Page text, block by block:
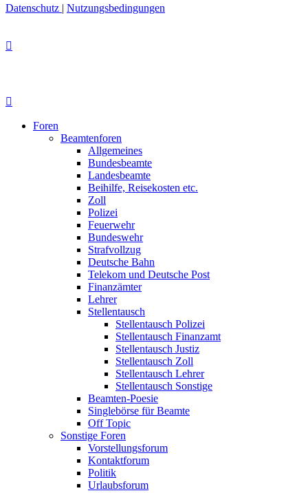
Datenschutz | Nutzungsbedingungen
Foren
Beamtenforen
Allgemeines
Bundesbeamte
Landesbeamte
Beihilfe, Reisekosten etc.
Zoll
Polizei
Feuerwehr
Bundeswehr
Strafvollzug
Deutsche Bahn
Telekom und Deutsche Post
Finanzämter
Lehrer
Stellentausch
Stellentausch Polizei
Stellentausch Finanzamt
Stellentausch Justiz
Stellentausch Zoll
Stellentausch Lehrer
Stellentausch Sonstige
Beamten-Poesie
Singlebörse für Beamte
Off Topic
Sonstige Foren
Vorstellungsforum
Kontaktforum
Politik
Urlaubsforum